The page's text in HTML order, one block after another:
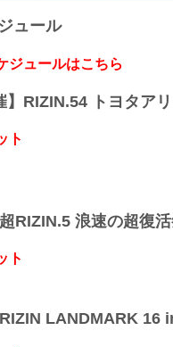
ュール
ジュールはこちら
】RIZIN.54 トヨタア
ト
RIZIN.5 浪速の超復活
ト
RIZIN LANDMARK 16